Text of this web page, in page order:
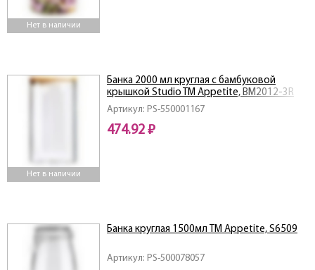
Нет в наличии
Нет в наличии
Артикул: PS-550001167
Банка 2000 мл круглая с бамбуковой
крышкой Studio TM Appetite, BM2012-3R
474.92 ₽
Артикул: PS-500078057
Банка круглая 1500мл ТМ Appetite, S6509